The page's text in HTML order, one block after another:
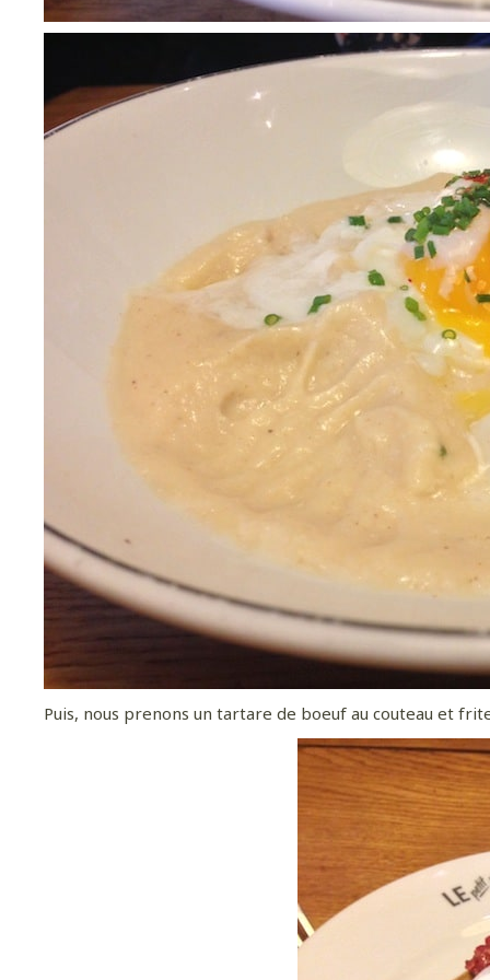
Puis, nous prenons un tartare de boeuf au couteau et